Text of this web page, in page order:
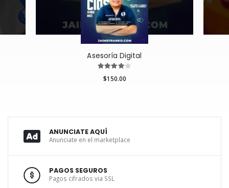
Asesoría Digital
$150.00
ANUNCIATE AQUÍ
Anunciate en el marketplace
PAGOS SEGUROS
Pagos cifrados via SSL